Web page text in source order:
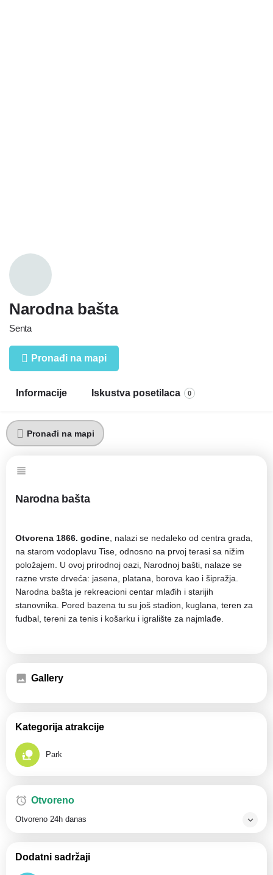
Narodna bašta
Senta
Pronađi na mapi
Informacije Iskustva posetilaca 0
Pronađi na mapi
Narodna bašta
Otvorena 1866. godine , nalazi se nedaleko od centra grada,
na starom vodoplavu Tise, odnosno na prvoj terasi sa nižim
položajem. U ovoj prirodnoj oazi, Narodnoj bašti, nalaze se
razne vrste drveća: jasena, platana, borova kao i šipražja.
Narodna bašta je rekreacioni centar mlađih i starijih
stanovnika. Pored bazena tu su još stadion, kuglana, teren za
fudbal, tereni za tenis i košarku i igralište za najmlađe.
Gallery
Kategorija atrakcije
Park
Otvoreno
Otvoreno 24h danas
Dodatni sadržaji